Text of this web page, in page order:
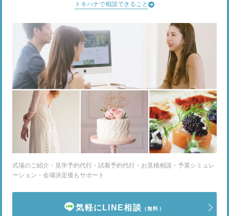
トキハナで相談できること
式場のご紹介・見学予約代行・試着予約代行・お見積相談・予算シミュレ
ーション・会場決定後もサポート
気軽にLINE相談 （無料）